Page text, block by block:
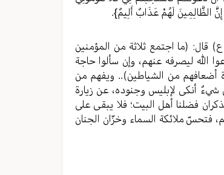
الظَّالِمِينَ لَهُمْ عَذَابٌ أَلِيمٌ}.
قال: (ما اجتمع ثلاثة من المؤمنين
الله ليصرفه عنهم، وإن سألوا حاجة
أضعافهم من الشياطين).. ويفهم من
أنكى لإبليس وجنوده، عن زيارة
فضلنا أهل البيت؛ فلا يبقى على
ملائكة السماء وخزّان الجنان